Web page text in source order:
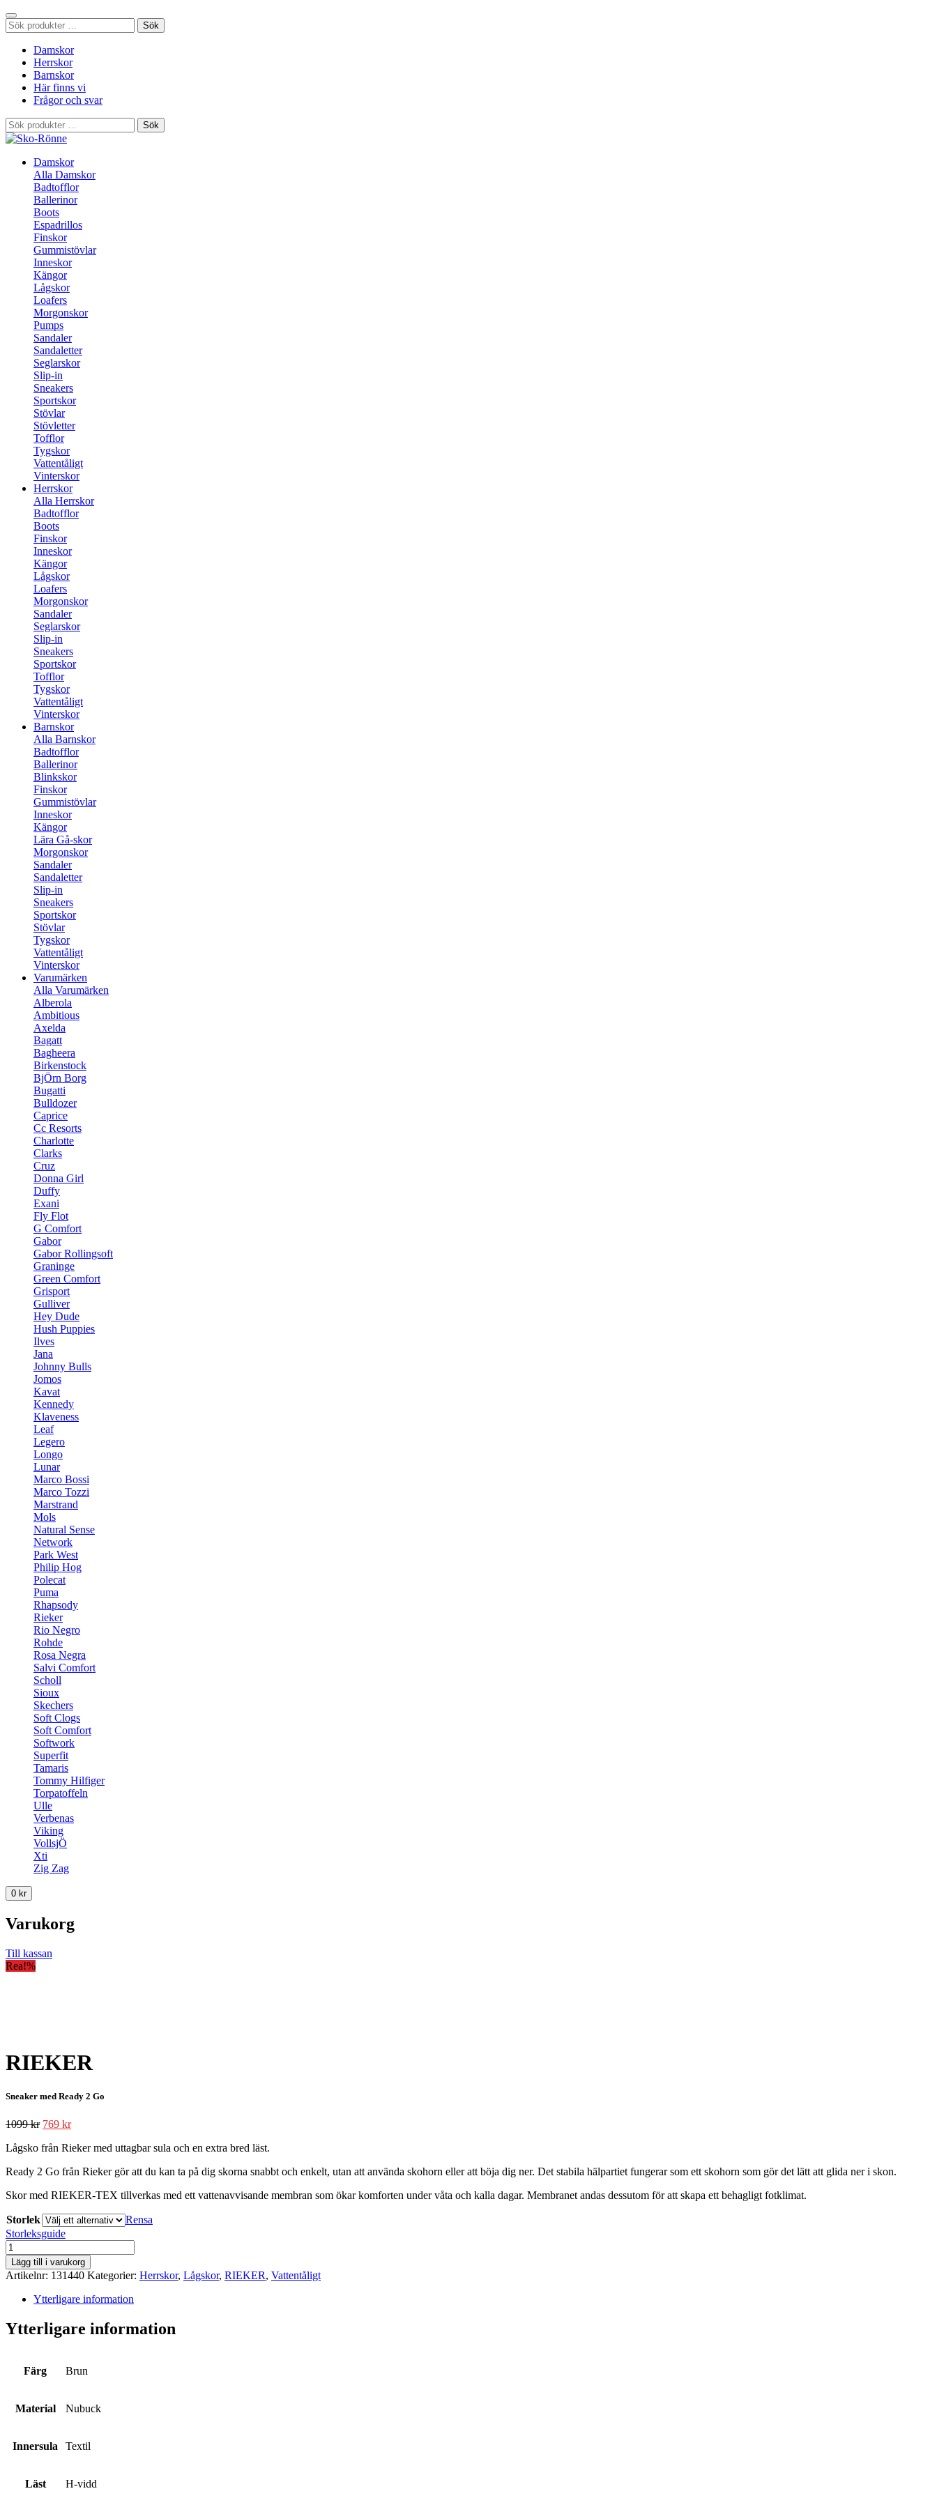
Sök
efter:
Sök
Damskor
Herrskor
Barnskor
Här finns vi
Frågor och svar
Sök
efter:
Sök
Damskor
Alla Damskor
Badtofflor
Ballerinor
Boots
Espadrillos
Finskor
Gummistövlar
Inneskor
Kängor
Lågskor
Loafers
Morgonskor
Pumps
Sandaler
Sandaletter
Seglarskor
Slip-in
Sneakers
Sportskor
Stövlar
Stövletter
Tofflor
Tygskor
Vattentåligt
Vinterskor
Herrskor
Alla Herrskor
Badtofflor
Boots
Finskor
Inneskor
Kängor
Lågskor
Loafers
Morgonskor
Sandaler
Seglarskor
Slip-in
Sneakers
Sportskor
Tofflor
Tygskor
Vattentåligt
Vinterskor
Barnskor
Alla Barnskor
Badtofflor
Ballerinor
Blinkskor
Finskor
Gummistövlar
Inneskor
Kängor
Lära Gå-skor
Morgonskor
Sandaler
Sandaletter
Slip-in
Sneakers
Sportskor
Stövlar
Tygskor
Vattentåligt
Vinterskor
Varumärken
Alla Varumärken
Alberola
Ambitious
Axelda
Bagatt
Bagheera
Birkenstock
BjÖrn Borg
Bugatti
Bulldozer
Caprice
Cc Resorts
Charlotte
Clarks
Cruz
Donna Girl
Duffy
Exani
Fly Flot
G Comfort
Gabor
Gabor Rollingsoft
Graninge
Green Comfort
Grisport
Gulliver
Hey Dude
Hush Puppies
Ilves
Jana
Johnny Bulls
Jomos
Kavat
Kennedy
Klaveness
Leaf
Legero
Longo
Lunar
Marco Bossi
Marco Tozzi
Marstrand
Mols
Natural Sense
Network
Park West
Philip Hog
Polecat
Puma
Rhapsody
Rieker
Rio Negro
Rohde
Rosa Negra
Salvi Comfort
Scholl
Sioux
Skechers
Soft Clogs
Soft Comfort
Softwork
Superfit
Tamaris
Tommy Hilfiger
Torpatoffeln
Ulle
Verbenas
Viking
VollsjÖ
Xti
Zig Zag
0 kr
Varukorg
Till kassan
Rea!%
RIEKER
Sneaker med Ready 2 Go
1099kr 769 kr
Lågsko från Rieker med uttagbar sula och en extra bred läst.
Ready 2 Go från Rieker gör att du kan ta på dig skorna snabbt och enkelt, utan att använda skohorn eller att böja dig ner. Det stabila hälpartiet fungerar som ett skohorn som gör det lätt att glida ner i skon.
Skor med RIEKER-TEX tillverkas med ett vattenavvisande membran som ökar komforten under våta och kalla dagar. Membranet andas dessutom för att skapa ett behagligt fotklimat.
Storlek
Rensa
Storleksguide
RIEKER
mängd
Lägg till i varukorg
Artikelnr: 131440 Kategorier: Herrskor, Lågskor, RIEKER, Vattentåligt
Ytterligare information
Ytterligare information
Färg Brun
Material Nubuck
Innersula Textil
Läst H-vidd